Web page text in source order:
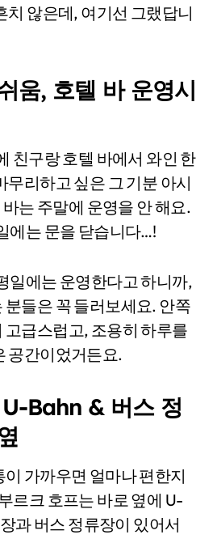
치 않은데, 여기선 그랬답니
움, 호텔 바 운영시
친구랑 호텔 바에서 와인 한
무리하고 싶은 그 기분 아시
는 주말에 운영을 안 해요.
에는 문을 닫습니다…!
일에는 운영한다고 하니까,
들은 꼭 들러보세요. 안쪽
고급스럽고, 조용히 하루를
공간이었거든요.
Bahn & 버스 정
가까우면 얼마나 편한지
르크 호프는 바로 옆에 U-
과 버스 정류장이 있어서